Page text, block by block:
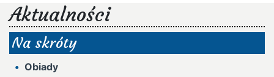
Aktualności
Na skróty
Obiady